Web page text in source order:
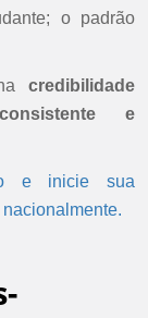
o padrão
credibilidade
e
e inicie sua